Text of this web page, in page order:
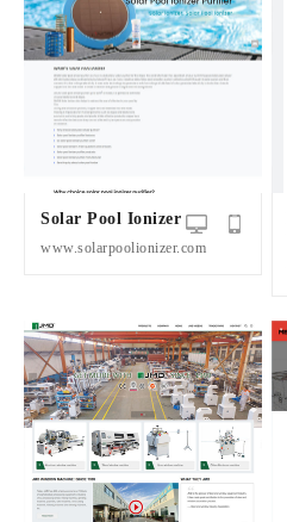
Solar Pool Ionizer
www.solarpoolionizer.com